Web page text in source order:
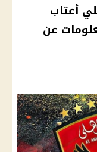
أعتاب
ننشر...أبرز 10 معلومات عن